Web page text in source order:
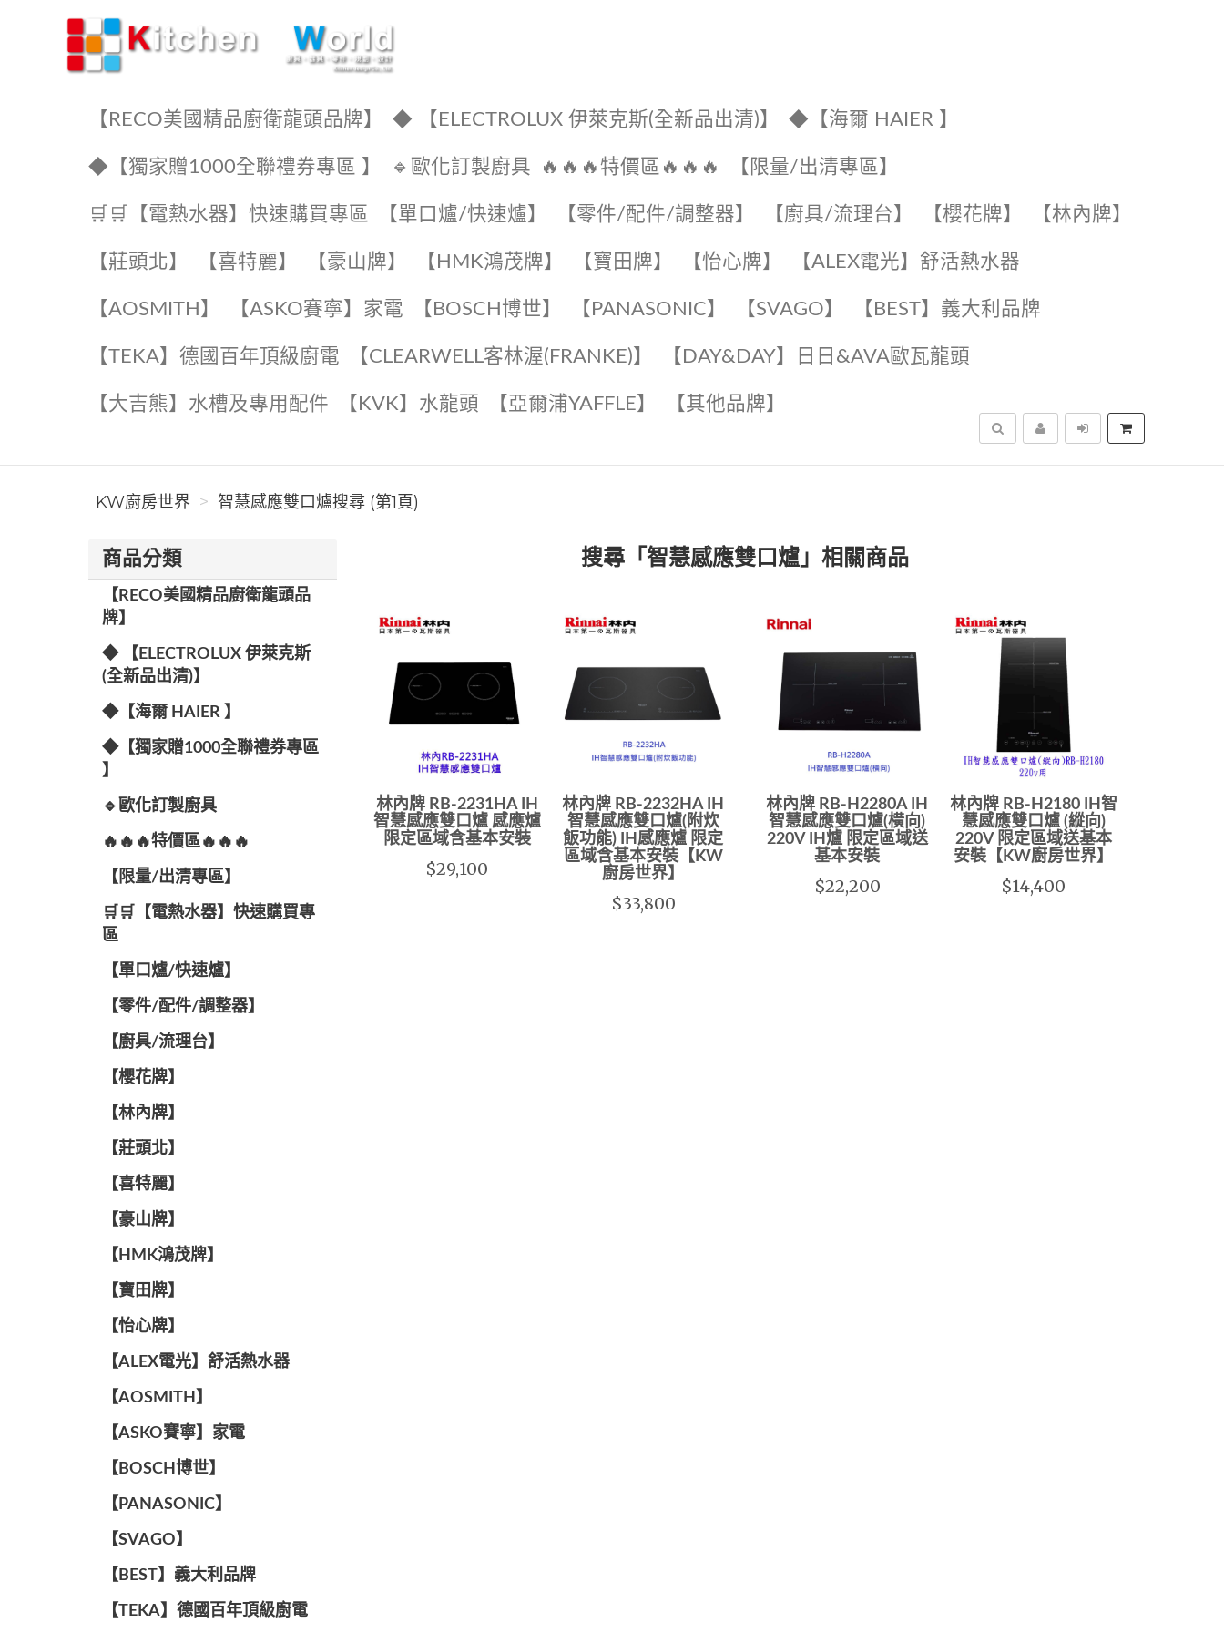
【RECO美國精品廚衛龍頭品牌】 ◆ 【ELECTROLUX 伊萊克斯(全新品出清)】 ◆【海爾 HAIER 】
◆【獨家贈1000全聯禮券專區 】 🔹歐化訂製廚具 🔥🔥🔥特價區🔥🔥🔥 【限量/出清專區】
🛒🛒【電熱水器】快速購買專區 【單口爐/快速爐】 【零件/配件/調整器】 【廚具/流理台】 【櫻花牌】 【林內牌】
【莊頭北】 【喜特麗】 【豪山牌】 【HMK鴻茂牌】 【寶田牌】 ️【怡心牌】️ ️️【ALEX電光】舒活熱水器️️
【AOSMITH】 【ASKO賽寧】家電 【BOSCH博世】 ️【PANASONIC】️ ️【SVAGO】️ ️【BEST】️義大利品牌
️【TEKA】️德國百年頂級廚電 ️【CLEARWELL客林渥(FRANKE)】️ ️【DAY&DAY】️日日&AVA歐瓦龍頭
【大吉熊】水槽及專用配件 ️【KVK】水龍頭️ 【亞爾浦YAFFLE】 ️【其他品牌】️
搜尋
KW廚房世界 智慧感應雙口爐搜尋 (第1頁)
商品分類
【RECO美國精品廚衛龍頭品
牌】
◆ 【ELECTROLUX 伊萊克斯
(全新品出清)】
◆【海爾 HAIER 】
◆【獨家贈1000全聯禮券專區
】
🔹歐化訂製廚具
🔥🔥🔥特價區🔥🔥🔥
【限量/出清專區】
🛒🛒【電熱水器】快速購買專
區
【單口爐/快速爐】
【零件/配件/調整器】
【廚具/流理台】
【櫻花牌】
【林內牌】
【莊頭北】
【喜特麗】
【豪山牌】
【HMK鴻茂牌】
【寶田牌】
️【怡心牌】️
️️【ALEX電光】舒活熱水器️️
【AOSMITH】
【ASKO賽寧】家電
【BOSCH博世】
️【PANASONIC】️
️【SVAGO】️
️【BEST】️義大利品牌
️【TEKA】️德國百年頂級廚電
搜尋「智慧感應雙口爐」相關商品
林內牌 RB-2231HA IH
智慧感應雙口爐 感應爐
限定區域含基本安裝
$29,100
林內牌 RB-2232HA IH
智慧感應雙口爐(附炊
飯功能) IH感應爐 限定
區域含基本安裝【KW
廚房世界】
$33,800
林內牌 RB-H2280A IH
智慧感應雙口爐(橫向)
220V IH爐 限定區域送
基本安裝
$22,200
林內牌 RB-H2180 IH智
慧感應雙口爐 (縱向)
220V 限定區域送基本
安裝【KW廚房世界】
$14,400